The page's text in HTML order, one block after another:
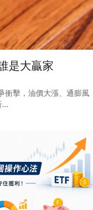
是大贏家
衝擊，油價大漲、通膨風